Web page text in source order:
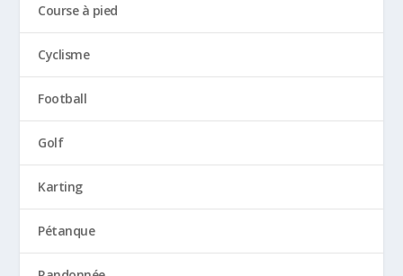
Course à pied
Cyclisme
Football
Golf
Karting
Pétanque